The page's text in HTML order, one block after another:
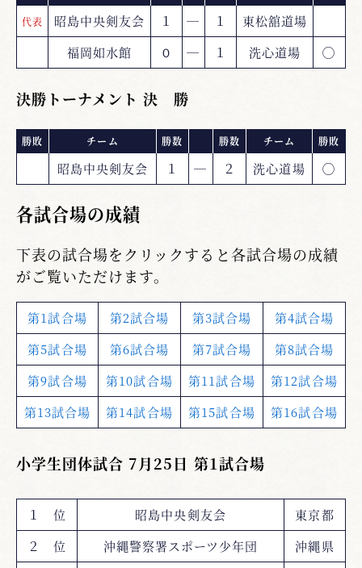
代表 昭島中央剣友会 １ ― １
東松舘道場
福岡如水館
０ ― １ 洗心道場 ◯
決勝トーナメント 決 勝
勝敗 チーム 勝数 勝数 チーム 勝敗
昭島中央剣友会 １ ― ２ 洗心道場 ◯
各試合場の成績
下表の試合場をクリックすると各試合場の成績
がご覧いただけます。
第1試合場 第2試合場 第3試合場
第4試合場
第5試合場
第6試合場 第7試合場
第8試合場
第9試合場
第10試合場 第11試合場
第12試合場
第13試合場
第14試合場 第15試合場 第16試合場
小学生団体試合 7月25日 第1試合場
１ 位 昭島中央剣友会
東京都
２ 位
沖縄警察署スポーツ少年団 沖縄県